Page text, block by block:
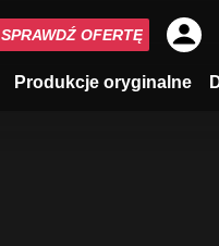
Produkcje oryginalne
SPRAWDŹ OFERTĘ